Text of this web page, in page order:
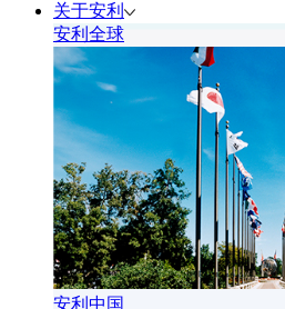
关于安利
安利全球
安利中国